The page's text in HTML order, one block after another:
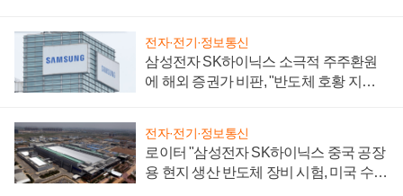
전자·전기·정보통신
삼성전자 SK하이닉스 소극적 주주환원
에 해외 증권가 비판, "반도체 호황 지속
전자·전기·정보통신
로이터 "삼성전자 SK하이닉스 중국 공장
용 현지 생산 반도체 장비 시험, 미국 수출